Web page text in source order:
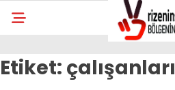
Etiket: çalışanları